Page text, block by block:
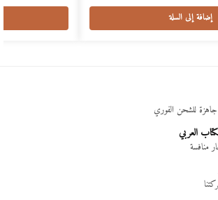
إضافة إلى السلة
للشحن الفوري
العربي
منافسة